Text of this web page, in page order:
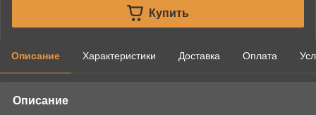
Купить
Описание Характеристики Доставка Оплата
Описание